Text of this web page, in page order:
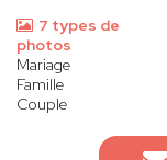
7 types de
photos
Mariage
Famille
Couple